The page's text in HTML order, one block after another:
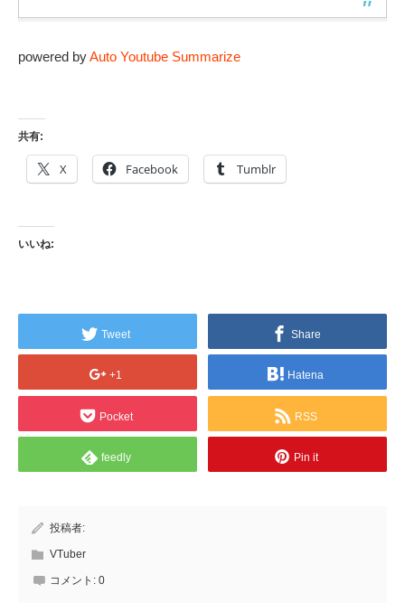
powered byAuto Youtube Summarize
共有:
X Facebook Tumblr
いいね:
Tweet Share
+1 Hatena
Pocket RSS
feedly Pin it
投稿者:
VTuber
コメント: 0